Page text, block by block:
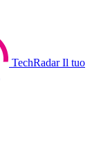
TechRadar Il tuo